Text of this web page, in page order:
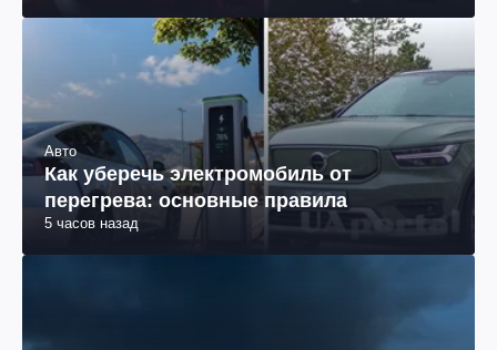
Авто
Как уберечь электромобиль от
перегрева: основные правила
5 часов назад